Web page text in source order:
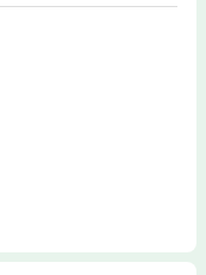
上位入賞を目指す！ そん
な〈シンドローム〉――
子DX版〉として、文庫